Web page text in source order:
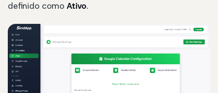
definido como Ativo.